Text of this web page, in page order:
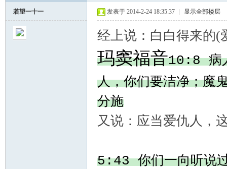
若望一十一 发表于 2014-2-24 18:35:37 显示全部楼层
经上说：白白得来的(
玛窦福音10:8病
人，你们要洁净；魔
分施
又说：应当爱仇人，
5:43你们一向听说